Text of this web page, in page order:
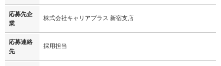
応募先企
業
株式会社キャリアプラス 新宿支店
応募連絡
先
採用担当